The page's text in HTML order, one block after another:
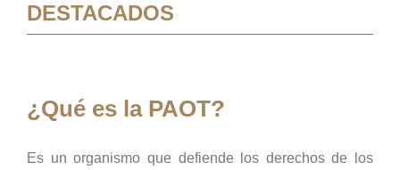
DESTACADOS
¿Qué es la PAOT?
Es un organismo que defiende los derechos de los